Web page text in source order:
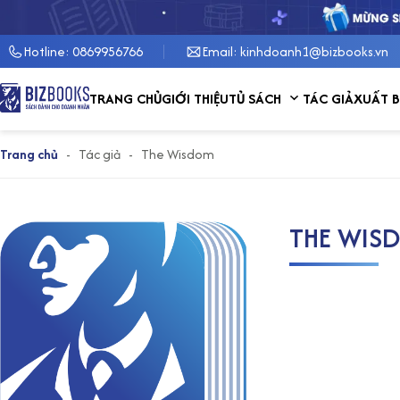
Hotline: 0869956766 Email: kinhdoanh1@bizbooks.vn
TRANG CHỦGIỚI THIỆUTỦ SÁCH Show submenu for
TÁC GIẢXUẤT
Trang chủ - Tác giả - The Wisdom
THE